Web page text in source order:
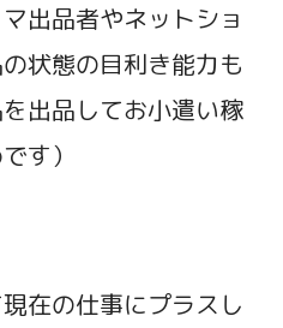
出品者やネットショ
状態の目利き能力も
出品してお小遣い稼
す）
在の仕事にプラスし